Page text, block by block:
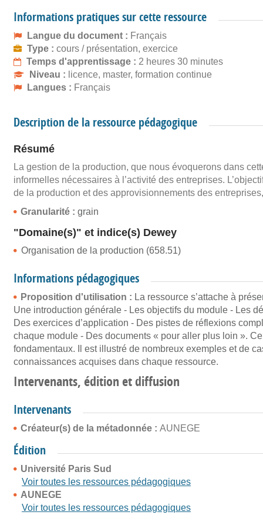
Informations pratiques sur cette ressource
Langue du document : Français
Type : cours / présentation, exercice
Temps d'apprentissage : 2 heures 30 minutes
Niveau : licence, master, formation continue
Langues : Français
Description de la ressource pédagogique
Résumé
La gestion de la production, que nous évoquerons dans
informelles nécessaires à l’activité des entreprises.
de la production et des approvisionnements des
Granularité : grain
"Domaine(s)" et indice(s) Dewey
Organisation de la production (658.51)
Informations pédagogiques
Proposition d'utilisation : La ressource s’attache à
Une introduction générale - Les objectifs du module - Les
Des exercices d’application - Des pistes de réflexions
chaque module - Des documents « pour aller plus loin ».
fondamentaux. Il est illustré de nombreux exemples et de
connaissances acquises dans chaque ressource.
Intervenants, édition et diffusion
Intervenants
Créateur(s) de la métadonnée : AUNEGE
Édition
Université Paris Sud
Voir toutes les ressources pédagogiques
AUNEGE
Voir toutes les ressources pédagogiques